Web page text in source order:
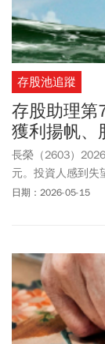
存股池追蹤
存股助理
獲利揚帆、
長榮（2603）
元。投資人感到失
剛公布的上海集裝
日期：2026-05-15